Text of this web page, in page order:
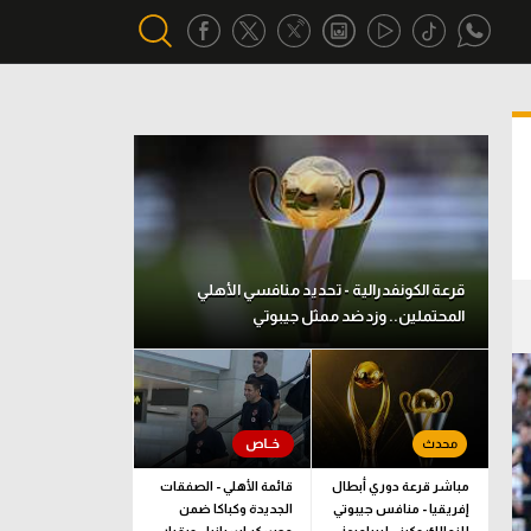
أقسام خاصة
Gamers
ميركاتو
تحقيق في الجول
تقرير في الجول
تحليل في الجول
حكايات في الجول
كويز في الجول
فيديو في الجول
قرعة الكونفدرالية - تحديد منافسي الأهلي
المحتملين.. وزد ضد ممثل جيبوتي
مباشر قرعة دوري أبطال
إفريقيا - منافس جيبوتي
قائمة الأهلي - الصفقات
الجديدة وكباكا ضمن